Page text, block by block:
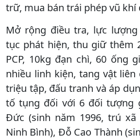
trữ, mua bán trái phép vũ khí
Mở rộng điều tra, lực
tục phát hiện, thu giữ thêm
PCP, 10kg đạn chì, 60 ống
nhiều linh kiện, tang vật
triệu tập, đấu tranh và áp
tố tụng đối với 6 đối tượng
Đức (sinh năm 1996, trú xã
Ninh Bình), Đỗ Cao Thành